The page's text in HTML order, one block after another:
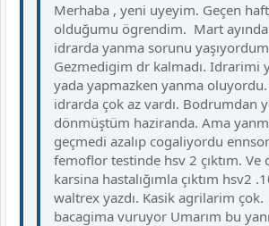
Merhaba , yeni uyeyim. Geçen
olduğumu ögrendim. Mart
idrarda yanma sorunu
Gezmedigim dr kalmadı. Idrarimi
yada yapmazken yanma
idrarda çok az vardı. Bodrumdan
dönmüştüm haziranda. Ama
geçmedi azalıp cogaliyordu
femoflor testinde hsv 2 çıktım. Ve
karsina hastalığımla çıktım hsv2
waltrex yazdı. Kasik agrilarim
bacagima vuruyor Umarım bu